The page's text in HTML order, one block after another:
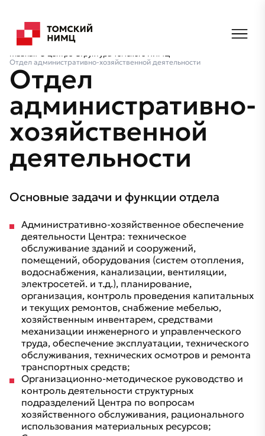
Главная О центре Структура Томского НИМЦ
Отдел административно-хозяйственной деятельности
Отдел
административно-
хозяйственной
деятельности
Основные задачи и функции отдела
Административно-хозяйственное обеспечение
деятельности Центра: техническое
обслуживание зданий и сооружений,
помещений, оборудования (систем отопления,
водоснабжения, канализации, вентиляции,
электросетей. и т.д.), планирование,
организация, контроль проведения капитальных
и текущих ремонтов, снабжение мебелью,
хозяйственным инвентарем, средствами
механизации инженерного и управленческого
труда, обеспечение эксплуатации, технического
обслуживания, технических осмотров и ремонта
транспортных средств;
Организационно-методическое руководство и
контроль деятельности структурных
подразделений Центра по вопросам
хозяйственного обслуживания, рационального
использования материальных ресурсов;